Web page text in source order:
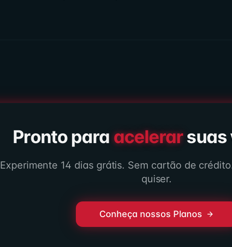
Pronto paraacelerarsuas
Experimente 14 dias grátis. Sem cartão de
quiser.
Conheça nossos Planos